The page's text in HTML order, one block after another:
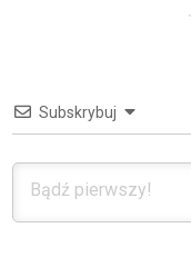
Subskrybuj